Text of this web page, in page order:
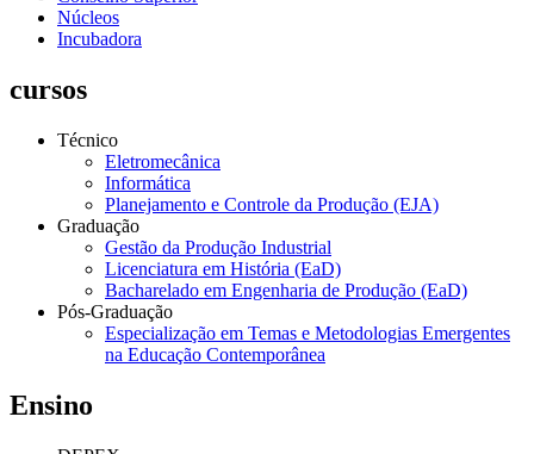
Núcleos
Incubadora
cursos
Técnico
Eletromecânica
Informática
Planejamento e Controle da Produção (EJA)
Graduação
Gestão da Produção Industrial
Licenciatura em História (EaD)
Bacharelado em Engenharia de Produção (EaD)
Pós-Graduação
Especialização em Temas e Metodologias Emergentes
na Educação Contemporânea
Ensino